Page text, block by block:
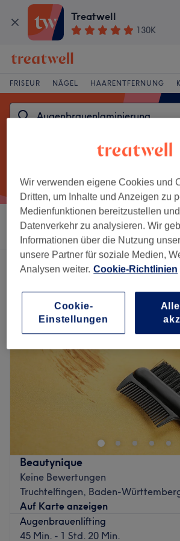
Treatwell
130K
FRISEUR NÄGEL HAARENTFERNUNG
Sortieren nach Beliebiger Preis
Ein Salon, der anbietet:
augenbrauenlaminierung in Albstadt-Laufen,
Beautynique
Keine Bewertungen
Truchtelfingen, Baden-
Auf Karte anzeigen
Augenbrauenlifting
45 Min. - 1 Std. 20 Min.
Wir verwenden eigene Cookies und
Dritten, um Inhalte und Anzeigen zu
Medienfunktionen bereitzustellen
Datenverkehr zu analysieren. Wir
Informationen über die Nutzung
unsere Partner für soziale Medien,
Analysen weiter. Cookie-Richtlinien
Cookie-
Einstellungen